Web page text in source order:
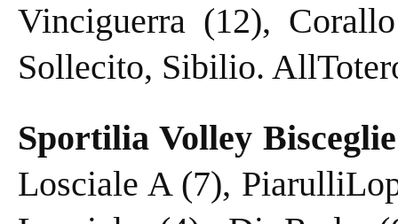
Vinciguerra (12),
Sollecito, Sibilio.
Sportilia Volley Bisceglie
Losciale A (7),